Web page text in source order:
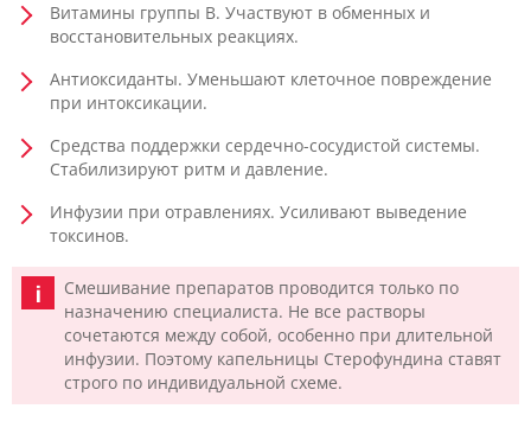
Витамины группы B. Участвуют в обменных и
восстановительных реакциях.
Антиоксиданты. Уменьшают клеточное повреждение
при интоксикации.
Средства поддержки сердечно-сосудистой системы.
Стабилизируют ритм и давление.
Инфузии при отравлениях. Усиливают выведение
токсинов.
Смешивание препаратов проводится только по
назначению специалиста. Не все растворы
сочетаются между собой, особенно при длительной
инфузии. Поэтому капельницы Стерофундина ставят
строго по индивидуальной схеме.